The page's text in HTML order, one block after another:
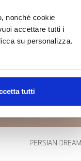
nonché cookie
accettare tutti i
su personalizza.
tutti
PERSIAN DREAM